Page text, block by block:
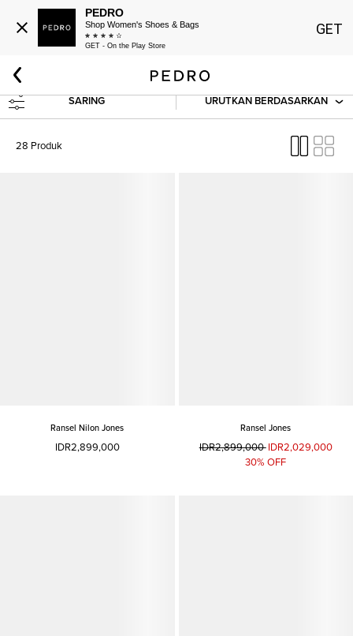
SARING URUTKAN BERDASARKAN
28 Produk
Ransel Nilon Jones
IDR2,899,000
Ransel Jones
IDR2,899,000 IDR2,029,000
30% OFF
PEDRO
Shop Women's Shoes & Bags
GET - On the Play Store
GET